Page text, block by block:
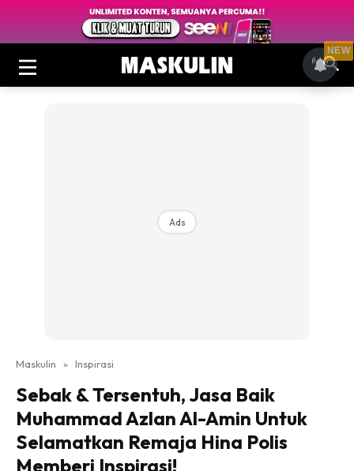
Ads
Maskulin » Inspirasi
Sebak & Tersentuh, Jasa Baik
Muhammad Azlan Al-Amin Untuk
Selamatkan Remaja Hina Polis
Memberi Inspirasi!
NEW